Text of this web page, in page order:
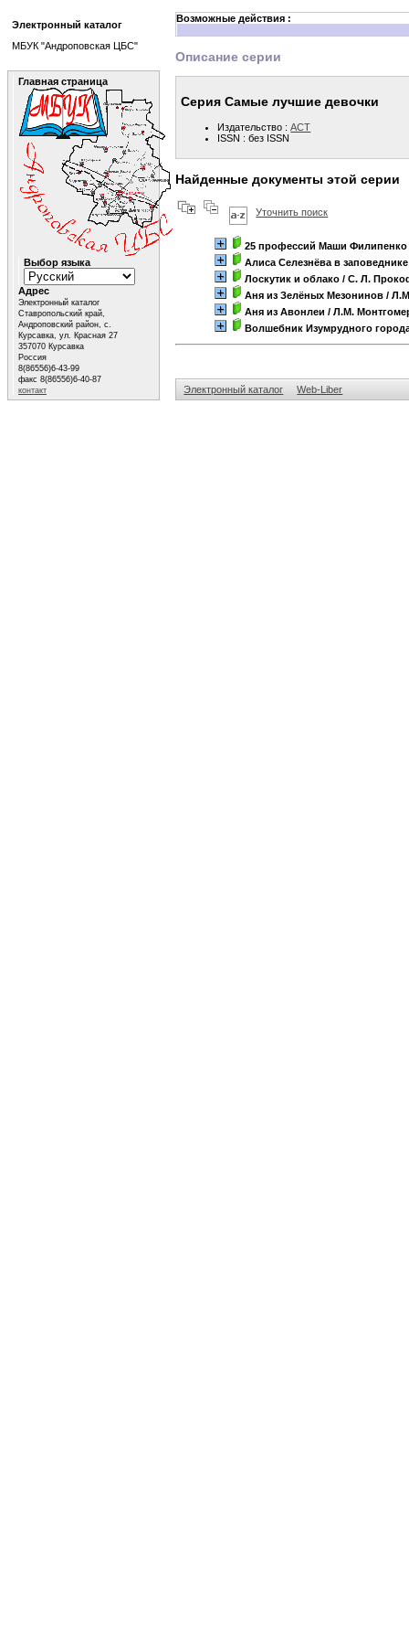
Возможные действия :
Описание серии
Серия Самые лучшие девочки
Издательство :АСТ
ISSN : без ISSN
Найденные документы этой серии
Уточнить поиск
25 профессий Маши Филипенко
Алиса Селезнёва в заповеднике
Лоскутик и облако / С. Л.
Аня из Зелёных Мезонинов /
Аня из Авонлеи / Л.М.
Волшебник Изумрудного
Электронный каталог Web-Liber
Электронный каталог
МБУК "Андроповская ЦБС"
Главная страница
Выбор языка
Адрес
Электронный каталог
Ставропольский край,
Андроповский район, с.
Курсавка, ул. Красная 27
357070 Курсавка
Россия
8(86556)6-43-99
факс 8(86556)6-40-87
контакт